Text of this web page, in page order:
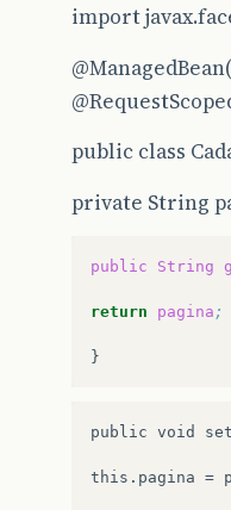
import
@ManagedBean
public class
private String
public String
return pagina ;
public void
this.pagina =